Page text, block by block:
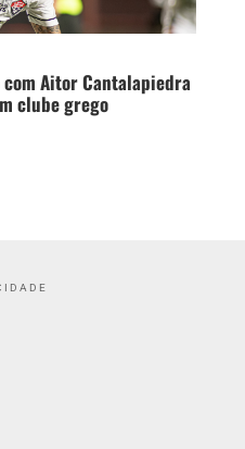
Aitor Cantalapiedra
clube grego